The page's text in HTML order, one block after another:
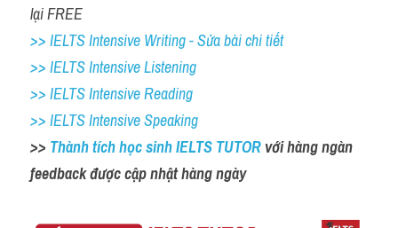
lại FREE
>> IELTS Intensive Writing - Sửa bài chi tiết
>> IELTS Intensive Listening
>> IELTS Intensive Reading
>> IELTS Intensive Speaking
>> Thành tích học sinh IELTS TUTOR với hàng ngàn
feedback được cập nhật hàng ngày